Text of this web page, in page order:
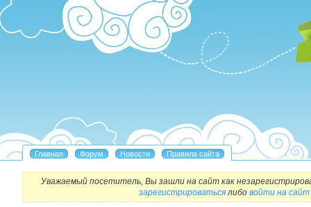
Уважаемый посетитель, Вы зашли на сайт как
зарегистрироватьсялибо войти на сайт